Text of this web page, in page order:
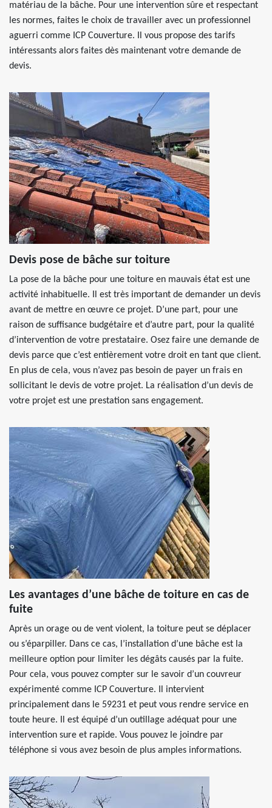
matériau de la bâche. Pour une intervention sûre et respectant
les normes, faites le choix de travailler avec un professionnel
aguerri comme ICP Couverture. Il vous propose des tarifs
intéressants alors faites dès maintenant votre demande de
devis.
Devis pose de bâche sur toiture
La pose de la bâche pour une toiture en mauvais état est une
activité inhabituelle. Il est très important de demander un devis
avant de mettre en œuvre ce projet. D’une part, pour une
raison de suffisance budgétaire et d’autre part, pour la qualité
d’intervention de votre prestataire. Osez faire une demande de
devis parce que c’est entièrement votre droit en tant que client.
En plus de cela, vous n’avez pas besoin de payer un frais en
sollicitant le devis de votre projet. La réalisation d’un devis de
votre projet est une prestation sans engagement.
Les avantages d’une bâche de toiture en cas de
fuite
Après un orage ou de vent violent, la toiture peut se déplacer
ou s’éparpiller. Dans ce cas, l’installation d’une bâche est la
meilleure option pour limiter les dégâts causés par la fuite.
Pour cela, vous pouvez compter sur le savoir d’un couvreur
expérimenté comme ICP Couverture. Il intervient
principalement dans le 59231 et peut vous rendre service en
toute heure. Il est équipé d’un outillage adéquat pour une
intervention sure et rapide. Vous pouvez le joindre par
téléphone si vous avez besoin de plus amples informations.